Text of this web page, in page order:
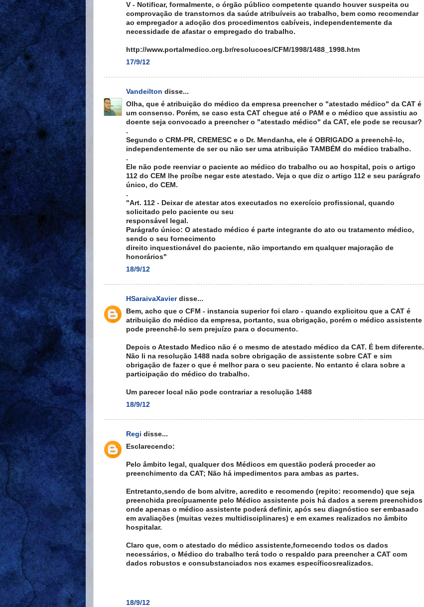
V - Notificar, formalmente, o órgão público competente quando houver suspeita ou
comprovação de transtornos da saúde atribuíveis ao trabalho, bem como recomendar
ao empregador a adoção dos procedimentos cabíveis, independentemente da
necessidade de afastar o empregado do trabalho.
http://www.portalmedico.org.br/resolucoes/CFM/1998/1488_1998.htm
17/9/12
Vandeilton disse...
Olha, que é atribuição do médico da empresa preencher o "atestado médico" da CAT é
um consenso. Porém, se caso esta CAT chegue até o PAM e o médico que assistiu ao
doente seja convocado a preencher o "atestado médico" da CAT, ele pode se recusar?
.
Segundo o CRM-PR, CREMESC e o Dr. Mendanha, ele é OBRIGADO a preenchê-lo,
independentemente de ser ou não ser uma atribuição TAMBÉM do médico trabalho.
.
Ele não pode reenviar o paciente ao médico do trabalho ou ao hospital, pois o artigo
112 do CEM lhe proíbe negar este atestado. Veja o que diz o artigo 112 e seu parágrafo
único, do CEM.
.
"Art. 112 - Deixar de atestar atos executados no exercício profissional, quando
solicitado pelo paciente ou seu
responsável legal.
Parágrafo único: O atestado médico é parte integrante do ato ou tratamento médico,
sendo o seu fornecimento
direito inquestionável do paciente, não importando em qualquer majoração de
honorários"
18/9/12
HSaraivaXavierdisse...
Bem, acho que o CFM - instancia superior foi claro - quando explicitou que a CAT é
atribuição do médico da empresa, portanto, sua obrigação, porém o médico assistente
pode preenchê-lo sem prejuízo para o documento.
Depois o Atestado Medico não é o mesmo de atestado médico da CAT. É bem diferente.
Não li na resolução 1488 nada sobre obrigação de assistente sobre CAT e sim
obrigação de fazer o que é melhor para o seu paciente. No entanto é clara sobre a
participação do médico do trabalho.
Um parecer local não pode contrariar a resolução 1488
18/9/12
Regi disse...
Esclarecendo:
Pelo âmbito legal, qualquer dos Médicos em questão poderá proceder ao
preenchimento da CAT; Não há impedimentos para ambas as partes.
Entretanto,sendo de bom alvitre, acredito e recomendo (repito: recomendo) que seja
preenchida precípuamente pelo Médico assistente pois há dados a serem preenchidos
onde apenas o médico assistente poderá definir, após seu diagnóstico ser embasado
em avaliações (muitas vezes multidisciplinares) e em exames realizados no âmbito
hospitalar.
Claro que, com o atestado do médico assistente,fornecendo todos os dados
necessários, o Médico do trabalho terá todo o respaldo para preencher a CAT com
dados robustos e consubstanciados nos exames específicosrealizados.
18/9/12